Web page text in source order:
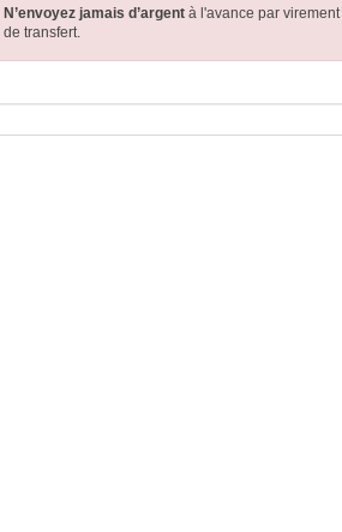
N’envoyez jamais d’argent à l'avance par virement
de transfert.